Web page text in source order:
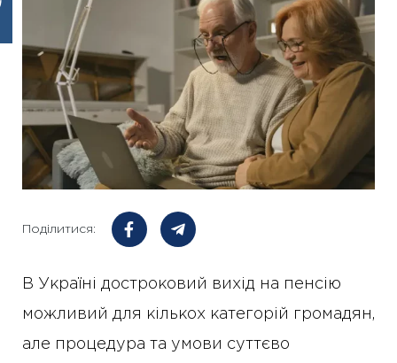
Поділитися:
В Україні достроковий вихід на пенсію
можливий для кількох категорій громадян,
але процедура та умови суттєво